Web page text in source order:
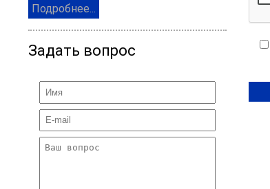
Подробнее...
Задать вопрос